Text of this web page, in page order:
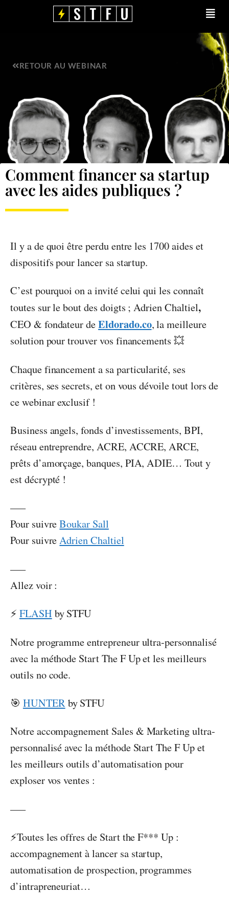
Main
RETOUR AU WEBINAR
Comment financer sa startup
avec les aides publiques ?
Il y a de quoi être perdu entre les 1700 aides et
dispositifs pour lancer sa startup.
C’est pourquoi on a invité celui qui les connaît
toutes sur le bout des doigts ; Adrien Chaltiel,
CEO & fondateur deEldorado.co, la meilleure
solution pour trouver vos financements 💥
Chaque financement a sa particularité, ses
critères, ses secrets, et on vous dévoile tout lors de
ce webinar exclusif !
Business angels, fonds d’investissements, BPI,
réseau entreprendre, ACRE, ACCRE, ARCE,
prêts d’amorçage, banques, PIA, ADIE… Tout y
est décrypté !
—–
Pour suivreBoukar Sall
Pour suivreAdrien Chaltiel
—–
Allez voir :
⚡️ FLASH by STFU
Notre programme entrepreneur ultra-personnalisé
avec la méthode Start The F Up et les meilleurs
outils no code.
🎯 HUNTERby STFU
Notre accompagnement Sales & Marketing ultra-
personnalisé avec la méthode Start The F Up et
les meilleurs outils d’automatisation pour
exploser vos ventes :
—–
⚡️Toutes les offres de Start the F*** Up :
accompagnement à lancer sa startup,
automatisation de prospection, programmes
d’intrapreneuriat…